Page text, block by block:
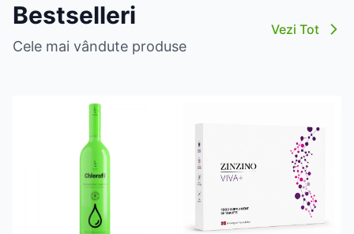
Bestselleri
Cele mai vândute produse
Vezi Tot